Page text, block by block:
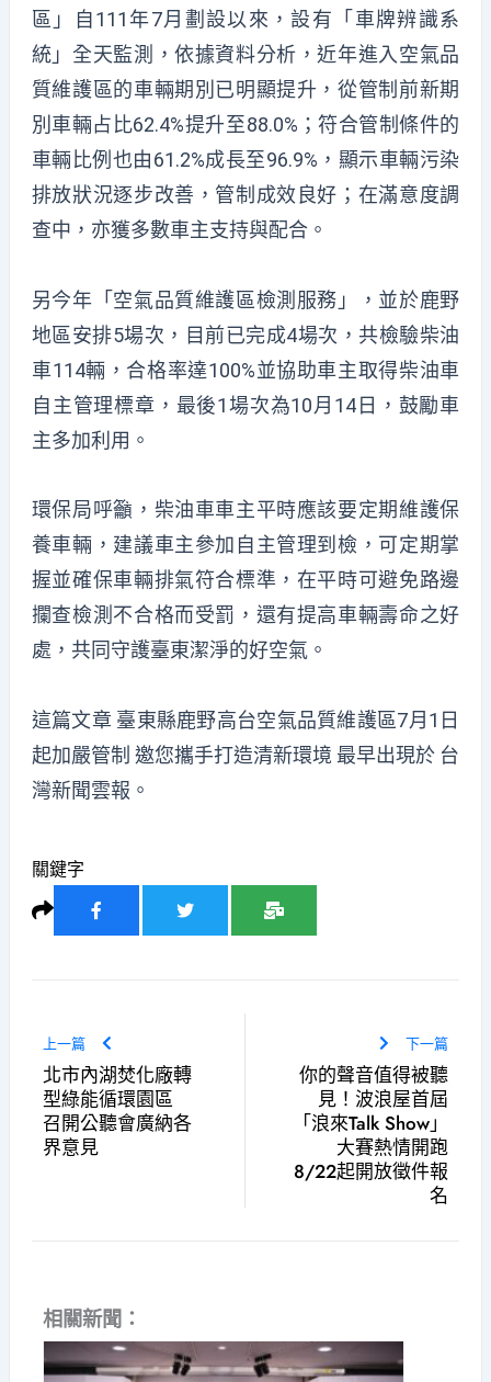
區」自111年7月劃設以來，設有「車牌辨識系
統」全天監測，依據資料分析，近年進入空氣品
質維護區的車輛期別已明顯提升，從管制前新期
別車輛占比62.4%提升至88.0%；符合管制條件的
車輛比例也由61.2%成長至96.9%，顯示車輛污染
排放狀況逐步改善，管制成效良好；在滿意度調
查中，亦獲多數車主支持與配合。
另今年「空氣品質維護區檢測服務」，並於鹿野
地區安排5場次，目前已完成4場次，共檢驗柴油
車114輛，合格率達100%並協助車主取得柴油車
自主管理標章，最後1場次為10月14日，鼓勵車
主多加利用。
環保局呼籲，柴油車車主平時應該要定期維護保
養車輛，建議車主參加自主管理到檢，可定期掌
握並確保車輛排氣符合標準，在平時可避免路邊
攔查檢測不合格而受罰，還有提高車輛壽命之好
處，共同守護臺東潔淨的好空氣。
這篇文章 臺東縣鹿野高台空氣品質維護區7月1日
起加嚴管制 邀您攜手打造清新環境 最早出現於 台
灣新聞雲報 。
關鍵字
上一篇
北市內湖焚化廠轉
型綠能循環園區
召開公聽會廣納各
界意見
下一篇
你的聲音值得被聽
見！波浪屋首屆
「浪來Talk Show」
大賽熱情開跑
8/22起開放徵件報
名
相關新聞：